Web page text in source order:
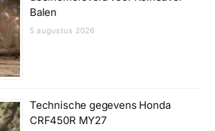
Balen
5 augustus 2026
Technische gegevens Honda
CRF450R MY27